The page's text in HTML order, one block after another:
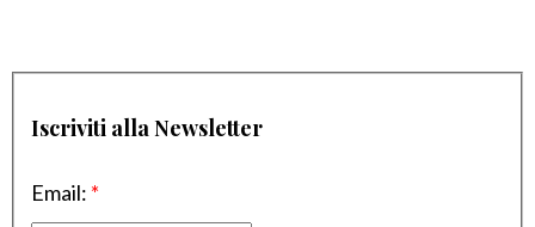
Iscriviti alla Newsletter
Email: *